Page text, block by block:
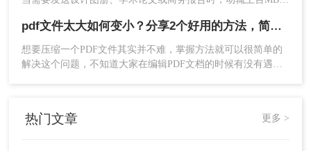
文为您整理8种实用压缩方法，助您快速解决文件过大的难题。
pdf文件太大如何变小？分享2个好用的方法，简单又快捷
想要压缩一个PDF文件其实并不难，掌握方法就可以很简单的
解决这个问题，不知道大家在编辑PDF文档的时候有没有遇到
会喜欢的。
热门文章 更多 >